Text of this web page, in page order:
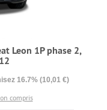
Leon 1P phase 2,
16.7% (10,01 €)
compris